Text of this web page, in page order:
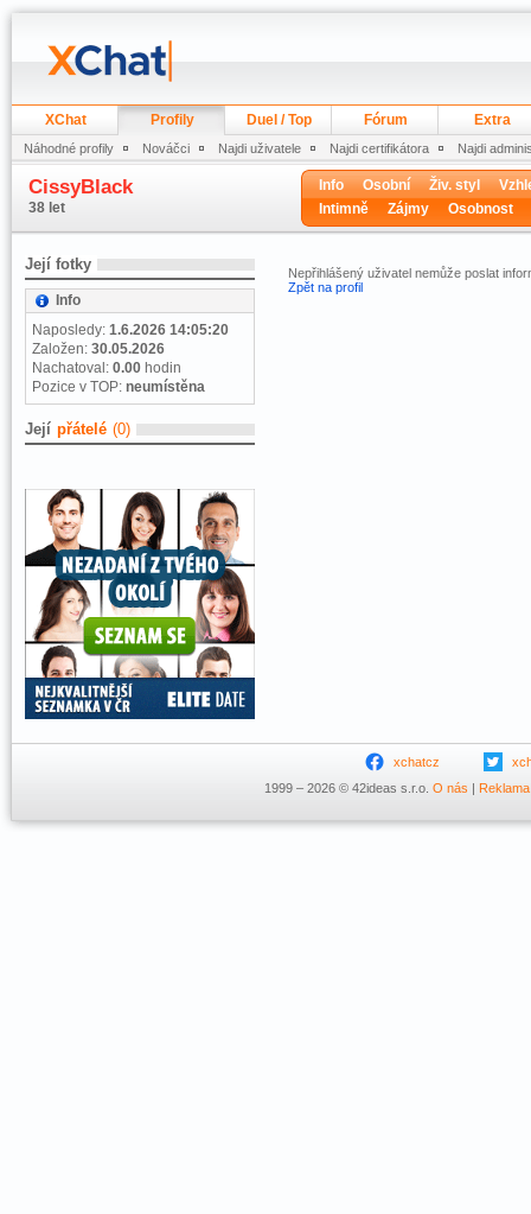
XChat Profily Duel / Top Fórum Extra
Náhodné profily Nováčci Najdi uživatele Najdi certifikátora Najdi
CissyBlack
38 let
Info Osobní Živ. styl
Intimně
Zájmy Osobnost
Její fotky
Info
Naposledy: 1.6.2026 14:05:20
Založen: 30.05.2026
Nachatoval: 0.00 hodin
Pozice v TOP: neumístěna
Její přátelé (0)
Nepřihlášený uživatel nemůže poslat
Zpět na profil
xchatcz
1999 – 2026 © 42ideas s.r.o. O nás | Reklama